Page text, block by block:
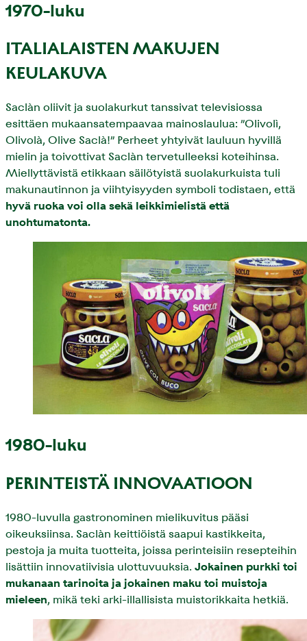
1970-luku
ITALIALAISTEN MAKUJEN
KEULAKUVA
Saclàn oliivit ja suolakurkut tanssivat televisiossa
esittäen mukaansatempaavaa mainoslaulua: ”Olivolì,
Olivolà, Olive Saclà!” Perheet yhtyivät lauluun hyvillä
mielin ja toivottivat Saclàn tervetulleeksi koteihinsa.
Miellyttävistä etikkaan säilötyistä suolakurkuista tuli
makunautinnon ja viihtyisyyden symboli todistaen, että
hyvä ruoka voi olla sekä leikkimielistä että
unohtumatonta.
1980-luku
PERINTEISTÄ INNOVAATIOON
1980-luvulla gastronominen mielikuvitus pääsi
oikeuksiinsa. Saclàn keittiöistä saapui kastikkeita,
pestoja ja muita tuotteita, joissa perinteisiin resepteihin
lisättiin innovatiivisia ulottuvuuksia. Jokainen purkki toi
mukanaan tarinoita ja jokainen maku toi muistoja
mieleen, mikä teki arki-illallisista muistorikkaita hetkiä.